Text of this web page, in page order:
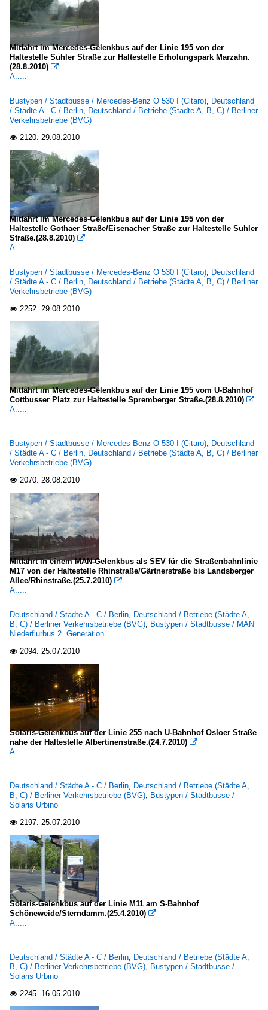
Mitfahrt im Mercedes-Gelenkbus auf der Linie 195 von der
Haltestelle Suhler Straße zur Haltestelle Erholungspark Marzahn.
(28.8.2010) 
A.....
Bustypen / Stadtbusse / Mercedes-Benz O 530 I (Citaro), Deutschland
/ Städte A - C / Berlin, Deutschland / Betriebe (Städte A, B, C) / Berliner
Verkehrsbetriebe (BVG)
 2120. 29.08.2010
Mitfahrt im Mercedes-Gelenkbus auf der Linie 195 von der
Haltestelle Gothaer Straße/Eisenacher Straße zur Haltestelle Suhler
Straße.(28.8.2010) 
A.....
Bustypen / Stadtbusse / Mercedes-Benz O 530 I (Citaro), Deutschland
/ Städte A - C / Berlin, Deutschland / Betriebe (Städte A, B, C) / Berliner
Verkehrsbetriebe (BVG)
 2252. 29.08.2010
Mitfahrt im Mercedes-Gelenkbus auf der Linie 195 vom U-Bahnhof
Cottbusser Platz zur Haltestelle Spremberger Straße.(28.8.2010) 
A.....
Bustypen / Stadtbusse / Mercedes-Benz O 530 I (Citaro), Deutschland
/ Städte A - C / Berlin, Deutschland / Betriebe (Städte A, B, C) / Berliner
Verkehrsbetriebe (BVG)
 2070. 28.08.2010
Mitfahrt in einem MAN-Gelenkbus als SEV für die Straßenbahnlinie
M17 von der Haltestelle Rhinstraße/Gärtnerstraße bis Landsberger
Allee/Rhinstraße.(25.7.2010) 
A.....
Deutschland / Städte A - C / Berlin, Deutschland / Betriebe (Städte A,
B, C) / Berliner Verkehrsbetriebe (BVG), Bustypen / Stadtbusse / MAN
Niederflurbus 2. Generation
 2094. 25.07.2010
Solaris-Gelenkbus auf der Linie 255 nach U-Bahnhof Osloer Straße
nahe der Haltestelle Albertinenstraße.(24.7.2010) 
A.....
Deutschland / Städte A - C / Berlin, Deutschland / Betriebe (Städte A,
B, C) / Berliner Verkehrsbetriebe (BVG), Bustypen / Stadtbusse /
Solaris Urbino
 2197. 25.07.2010
Solaris-Gelenkbus auf der Linie M11 am S-Bahnhof
Schöneweide/Sterndamm.(25.4.2010) 
A.....
Deutschland / Städte A - C / Berlin, Deutschland / Betriebe (Städte A,
B, C) / Berliner Verkehrsbetriebe (BVG), Bustypen / Stadtbusse /
Solaris Urbino
 2245. 16.05.2010